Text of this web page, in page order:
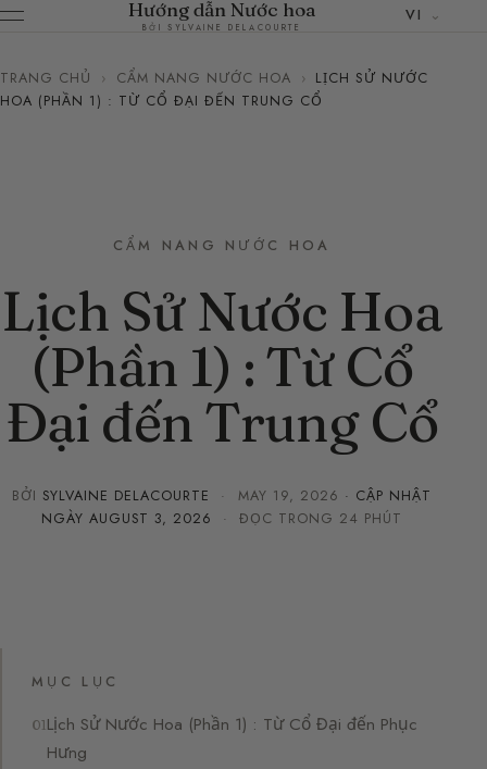
Hướng dẫn Nước hoa
BỞI SYLVAINE DELACOURTE
VI
TRANG CHỦ › CẨM NANG NƯỚC HOA › LỊCH SỬ NƯỚC
HOA (PHẦN 1) : TỪ CỔ ĐẠI ĐẾN TRUNG CỔ
CẨM NANG NƯỚC HOA
Lịch Sử Nước Hoa
(Phần 1) : Từ Cổ
Đại đến Trung Cổ
BỞI SYLVAINE DELACOURTE · MAY 19, 2026 · CẬP NHẬT
NGÀY AUGUST 3, 2026 · ĐỌC TRONG 24 PHÚT
MỤC LỤC
Lịch Sử Nước Hoa (Phần 1) : Từ Cổ Đại đến Phục
Hưng